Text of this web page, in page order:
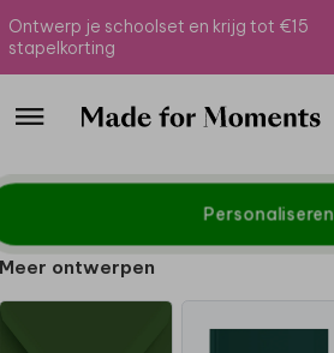
Ontwerp je schoolset en krijg tot €15
stapelkorting
Personaliseren
Meer ontwerpen